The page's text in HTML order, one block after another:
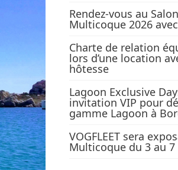
Rendez-vous au
Multicoque 2026
Charte de relation
lors d’une location
hôtesse
Lagoon Exclusive
invitation VIP pour
gamme Lagoon à
VOGFLEET sera
Multicoque du 3 au 7